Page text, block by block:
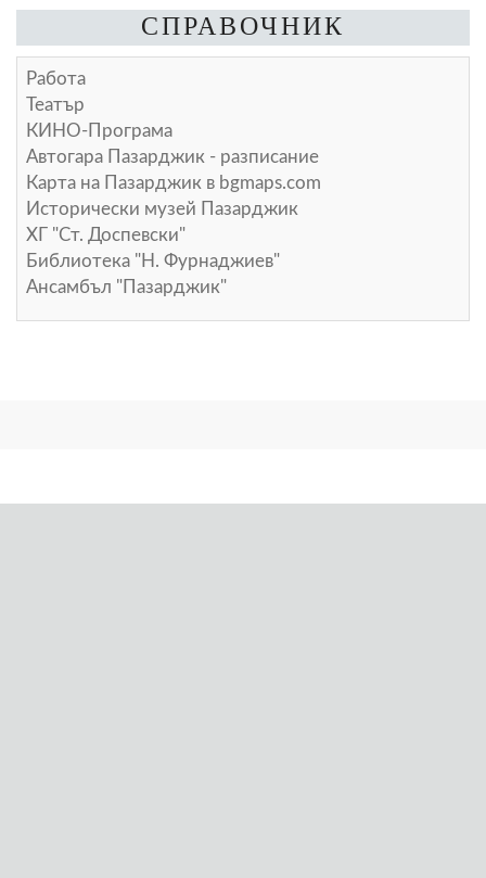
СПРАВОЧНИК
Работа
Театър
КИНО-Програма
Автогара Пазарджик - разписание
Карта на Пазарджик в bgmaps.com
Исторически музей Пазарджик
ХГ "Ст. Доспевски"
Библиотека "Н. Фурнаджиев"
Ансамбъл "Пазарджик"